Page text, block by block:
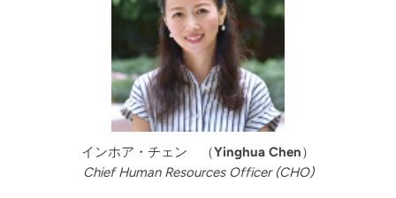
インホア・チェン （Yinghua Chen）
Chief Human Resources Officer (CHO)